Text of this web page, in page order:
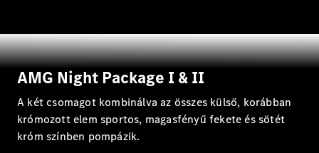
Mercedes-
AMG GT
Coupé
Mercedes-
ajtós
Coupé
Új Elektromos
AMG Night Package I & II
A két csomagot kombinálva az összes külső, korábban
krómozott elem sportos, magasfényű fekete és sötét
króm színben pompázik.